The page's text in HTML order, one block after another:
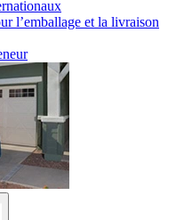
l’emballage et la livraison